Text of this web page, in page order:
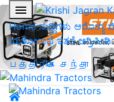
Home ಸುದ್ದಿಗಳು ಆರೋಗ್ಯ
ಯಶೋಗಾಥೆ ಇತರೆ
பத்திரிகை சந்தா